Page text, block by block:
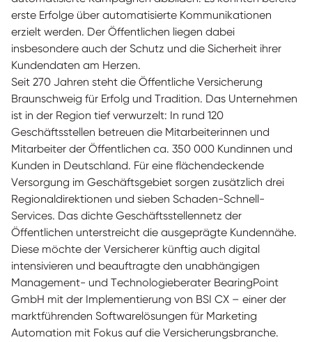
erste Erfolge über automatisierte Kommunikationen
erzielt werden. Der Öffentlichen liegen dabei
insbesondere auch der Schutz und die Sicherheit ihrer
Kundendaten am Herzen.
Seit 270 Jahren steht die Öffentliche Versicherung
Braunschweig für Erfolg und Tradition. Das Unternehmen
ist in der Region tief verwurzelt: In rund 120
Geschäftsstellen betreuen die Mitarbeiterinnen und
Mitarbeiter der Öffentlichen ca. 350 000 Kundinnen und
Kunden in Deutschland. Für eine flächendeckende
Versorgung im Geschäftsgebiet sorgen zusätzlich drei
Regionaldirektionen und sieben Schaden-Schnell-
Services. Das dichte Geschäftsstellennetz der
Öffentlichen unterstreicht die ausgeprägte Kundennähe.
Diese möchte der Versicherer künftig auch digital
intensivieren und beauftragte den unabhängigen
Management- und Technologieberater BearingPoint
GmbH mit der Implementierung von BSI CX – einer der
marktführenden Softwarelösungen für Marketing
Automation mit Fokus auf die Versicherungsbranche.